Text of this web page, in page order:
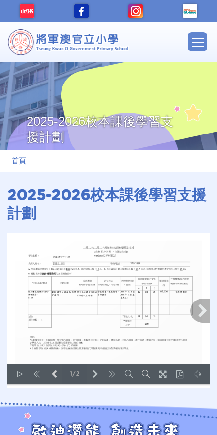
移至主內容
Main
2025-2026校本課後學習支
援計劃
導
連
結
首頁
2025-2026校本課後學習支援
計劃
LOADING PAGES 100% ...
1/2